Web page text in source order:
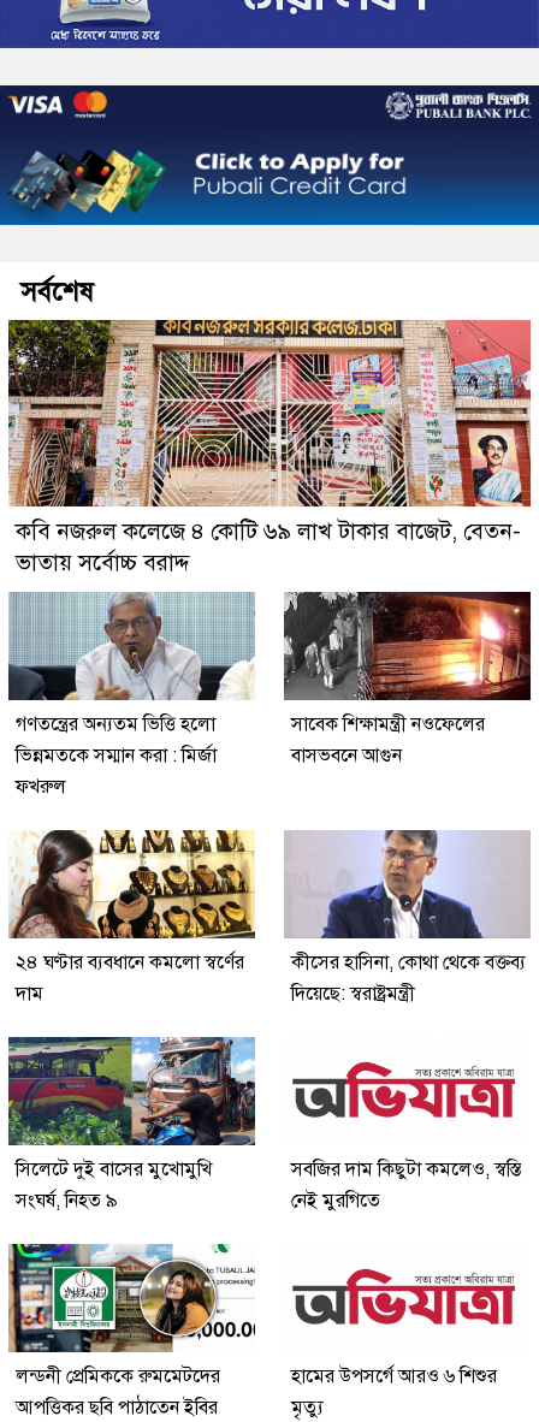
সর্বশেষ
কবি নজরুল কলেজে ৪ কোটি ৬৯ লাখ টাকার বাজেট, বেতন-
ভাতায় সর্বোচ্চ বরাদ্দ
গণতন্ত্রের অন্যতম ভিত্তি হলো
ভিন্নমতকে সম্মান করা : মির্জা
ফখরুল
সাবেক শিক্ষামন্ত্রী নওফেলের
বাসভবনে আগুন
২৪ ঘণ্টার ব্যবধানে কমলো স্বর্ণের
দাম
কীসের হাসিনা, কোথা থেকে বক্তব্য
দিয়েছে: স্বরাষ্ট্রমন্ত্রী
সিলেটে দুই বাসের মুখোমুখি
সংঘর্ষ, নিহত ৯
সবজির দাম কিছুটা কমলেও, স্বস্তি
নেই মুরগিতে
লন্ডনী প্রেমিককে রুমমেটদের
আপত্তিকর ছবি পাঠাতেন ইবির
হামের উপসর্গে আরও ৬ শিশুর
মৃত্যু